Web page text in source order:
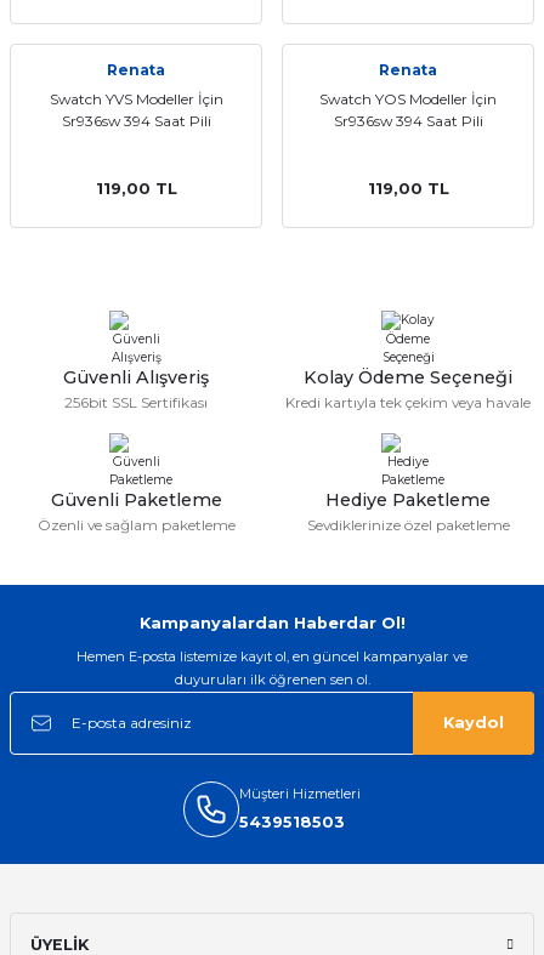
Renata
Swatch YVS Modeller İçin
Sr936sw 394 Saat Pili
119,00 TL
Renata
Swatch YOS Modeller İçin
Sr936sw 394 Saat Pili
119,00 TL
Güvenli Alışveriş
256bit SSL Sertifikası
Kolay Ödeme Seçeneği
Kredi kartıyla tek çekim veya havale
Güvenli Paketleme
Özenli ve sağlam paketleme
Hediye Paketleme
Sevdiklerinize özel paketleme
Kampanyalardan Haberdar Ol!
Hemen E-posta listemize kayıt ol, en güncel kampanyalar ve
duyuruları ilk öğrenen sen ol.
Kaydol
Müşteri Hizmetleri
5439518503
ÜYELİK